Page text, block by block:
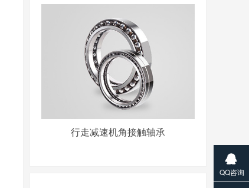
行走减速机角接触轴承
QQ咨询